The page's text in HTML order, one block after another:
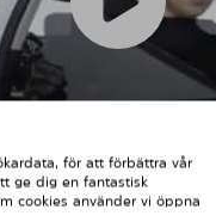
för att förbättra vår
ge dig en fantastisk
cookies använder vi öppna